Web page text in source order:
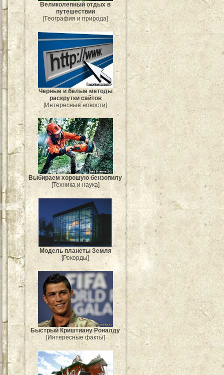
Великолепный отдых в
путешествии
[География и природа]
Черные и белые методы
раскрутки сайтов
[Интересные новости]
Выбираем хорошую бензопилу
[Техника и наука]
Модель планеты Земля
[Рекорды]
Быстрый Криштиану Роналду
[Интересные факты]